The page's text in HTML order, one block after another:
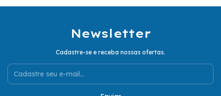
Newsletter
Cadastre-se e receba nossas ofertas.